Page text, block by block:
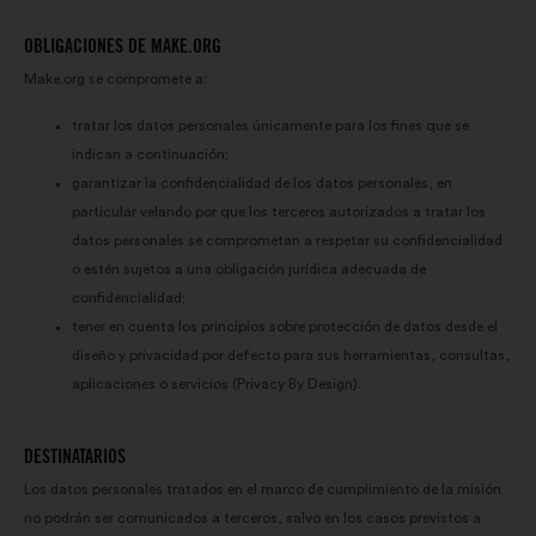
OBLIGACIONES DE MAKE.ORG
Make.org se compromete a:
tratar los datos personales únicamente para los fines que se
indican a continuación;
garantizar la confidencialidad de los datos personales, en
particular velando por que los terceros autorizados a tratar los
datos personales se comprometan a respetar su confidencialidad
o estén sujetos a una obligación jurídica adecuada de
confidencialidad;
tener en cuenta los principios sobre protección de datos desde el
diseño y privacidad por defecto para sus herramientas, consultas,
aplicaciones o servicios (Privacy By Design).
DESTINATARIOS
Los datos personales tratados en el marco de cumplimiento de la misión
no podrán ser comunicados a terceros, salvo en los casos previstos a